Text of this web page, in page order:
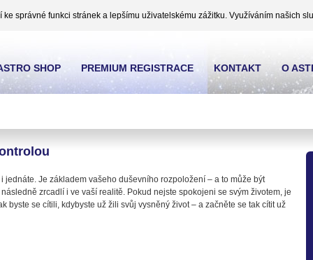
správné funkci stránek a lepšímu uživatelskému zážitku. Využíváním našich
Je základem vašeho duševního rozpoložení – a to může být
zrcadlí i ve vaší realitě. Pokud nejste spokojeni se svým životem, je
byste se cítili, kdybyste už žili svůj vysněný život – a začněte se tak cítit už
SHOP PREMIUM REGISTRACE KONTAKT O